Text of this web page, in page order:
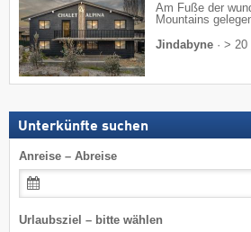
Am Fuße der
Mountains
Jindabyne · > 20
Unterkünfte suchen
Anreise – Abreise
Urlaubsziel – bitte wählen